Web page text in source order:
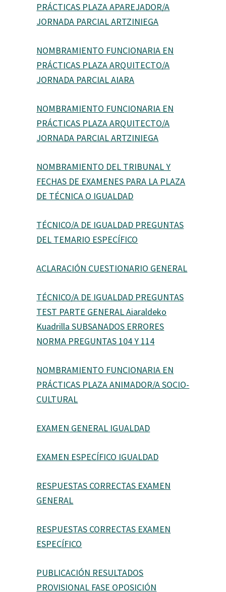
PRÁCTICAS PLAZA APAREJADOR/A
JORNADA PARCIAL ARTZINIEGA
NOMBRAMIENTO FUNCIONARIA EN
PRÁCTICAS PLAZA ARQUITECTO/A
JORNADA PARCIAL AIARA
NOMBRAMIENTO FUNCIONARIA EN
PRÁCTICAS PLAZA ARQUITECTO/A
JORNADA PARCIAL ARTZINIEGA
NOMBRAMIENTO DEL TRIBUNAL Y
FECHAS DE EXAMENES PARA LA PLAZA
DE TÉCNICA O IGUALDAD
TÉCNICO/A DE IGUALDAD PREGUNTAS
DEL TEMARIO ESPECÍFICO
ACLARACIÓN CUESTIONARIO GENERAL
TÉCNICO/A DE IGUALDAD PREGUNTAS
TEST PARTE GENERAL Aiaraldeko
Kuadrilla SUBSANADOS ERRORES
NORMA PREGUNTAS 104 Y 114
NOMBRAMIENTO FUNCIONARIA EN
PRÁCTICAS PLAZA ANIMADOR/A SOCIO-
CULTURAL
EXAMEN GENERAL IGUALDAD
EXAMEN ESPECÍFICO IGUALDAD
RESPUESTAS CORRECTAS EXAMEN
GENERAL
RESPUESTAS CORRECTAS EXAMEN
ESPECÍFICO
PUBLICACIÓN RESULTADOS
PROVISIONAL FASE OPOSICIÓN